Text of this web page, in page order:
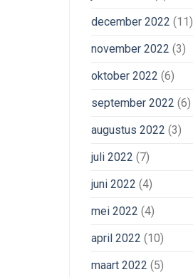
december 2022 (11)
november 2022 (3)
oktober 2022 (6)
september 2022 (6)
augustus 2022 (3)
juli 2022 (7)
juni 2022 (4)
mei 2022 (4)
april 2022 (10)
maart 2022 (5)